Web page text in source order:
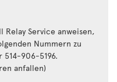
Relay Service anweisen,
Nummern zu
906-5196.
anfallen)